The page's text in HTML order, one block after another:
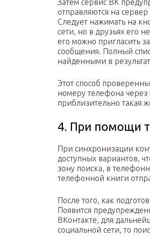
Затем сервис ВК
отправляются на
Следует нажимать на
сети, но в друзьях его
его можно пригласить
сообщения. Полный
найденными в
Этот способ
номеру телефона через
приблизительно такая
4. При помощи
При синхронизации
доступных вариантов,
зону поиска, в
телефонной книги
После того, как
Появится
ВКонтакте, для
социальной сети, то